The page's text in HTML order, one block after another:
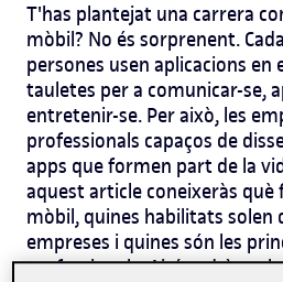
T'has plantejat una carrera
mòbil? No és sorprenent.
persones usen aplicacions en
tauletes per a comunicar-se,
entretenir-se. Per això, les
professionals capaços de
apps que formen part de la
aquest article coneixeràs
mòbil, quines habilitats solen
empreses i quines són les
professionals. Així podràs